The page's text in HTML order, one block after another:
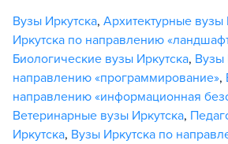
Вузы Иркутска, Архитектурные вузы
Иркутска по направлению
Биологические вузы Иркутска, Вузы
направлению «программирование»,
направлению «информационная
Ветеринарные вузы Иркутска,
Иркутска, Вузы Иркутска по